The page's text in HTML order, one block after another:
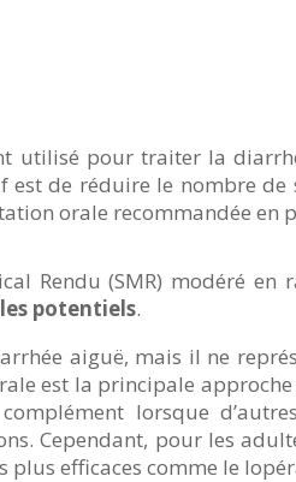
utilisé pour traiter la
est de réduire le nombre
orale recommandée en
Rendu (SMR) modéré en
potentiels.
aiguë, mais il ne
est la principale
lorsque
Cependant, pour les
plus efficaces comme le